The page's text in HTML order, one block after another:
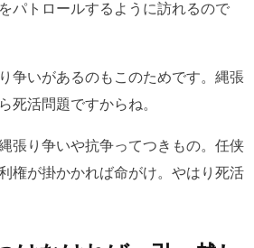
パトロールするように訪れるので
争いがあるのもこのためです。縄張
死活問題ですからね。
張り争いや抗争ってつきもの。任侠
権が掛かかれば命がけ。やはり死活